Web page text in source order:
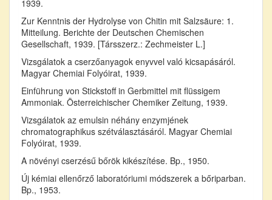
1939.
Zur Kenntnis der Hydrolyse von Chitin mit Salzsäure: 1.
Mitteilung. Berichte der Deutschen Chemischen
Gesellschaft, 1939. [Társszerz.: Zechmeister L.]
Vizsgálatok a cserzőanyagok enyvvel való kicsapásáról.
Magyar Chemiai Folyóirat, 1939.
Einführung von Stickstoff in Gerbmittel mit flüssigem
Ammoniak. Österreichischer Chemiker Zeitung, 1939.
Vizsgálatok az emulsin néhány enzymjének
chromatographikus szétválasztásáról. Magyar Chemiai
Folyóirat, 1939.
A növényi cserzésű bőrök kikészítése. Bp., 1950.
Új kémiai ellenőrző laboratóriumi módszerek a bőriparban.
Bp., 1953.